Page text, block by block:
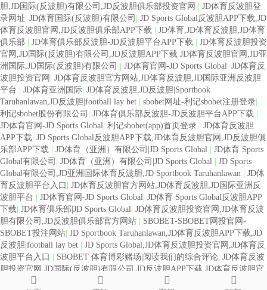
胆,JD国际(反波胆)有限公司,JD反波胆俱乐部投资官网
JD体育反波胆登
录网址 JD体育国际(反波胆)有限公司
JD Sports Global反波胆APP下载,JD
体育反波胆官网,JD反波胆俱乐部APP下载
JD体育,JD体育反波胆,JD体育
俱乐部
JD体育俱乐部反波胆-JD反波胆平台APP下载
JD体育反波胆投资
官网,JD国际(反波胆)有限公司,JD反波胆APP下载 JD体育反波胆官网,JD亚
洲国际,JD国际(反波胆)有限公司
JD体育官网-JD Sports Global JD体育反
波胆投资官网
JD体育反波胆官方网站,JD体育反波胆,JD国际亚洲反波胆
平台
JD体育亚洲国际 JD体育反波胆,JD反波胆|Sportbook
Taruhanlawan,JD反波胆|football lay bet
sbobet网址-利记sbobet注册登录
利记sbobet股份有限公司
JD体育俱乐部反波胆-JD反波胆平台APP下载
JD体育官网-JD Sports Global 利记sbobet(app)首页登录
JD体育反波胆
APP下载 JD Sports Global反波胆APP下载,JD体育反波胆官网,JD反波胆俱
乐部APP下载
JD体育（亚洲）有限公司|JD Sports Global
JD体育 Sports
Global有限公司
JD体育（亚洲）有限公司|JD Sports Global
JD Sports
Global有限公司,JD亚洲国际体育反波胆,JD Sportbook Taruhanlawan
JD体
育反波胆平台入口
JD体育反波胆官方网站,JD体育反波胆,JD国际亚洲反
波胆平台
JD体育官网-JD Sports Global JD体育 Sports Global反波胆APP
下载 JD体育俱乐部|JD Sports Global JD体育反波胆投资官网,JD体育反波
胆有限公司,JD反波胆俱乐部官方网站
SBOBET-SBOBET网投官网-
SBOBET投注网站 JD Sportbook Taruhanlawan,JD体育反波胆APP下载,JD
反波胆|football lay bet
JD Sports Global,JD体育反波胆投资官网,JD体育反
波胆平台入口
SBOBET 体育博彩赌场|阅读我们的综合评论 JD体育反波
胆投资官网,JD国际(反波胆)有限公司,JD反波胆APP下载 JD体育反波胆官